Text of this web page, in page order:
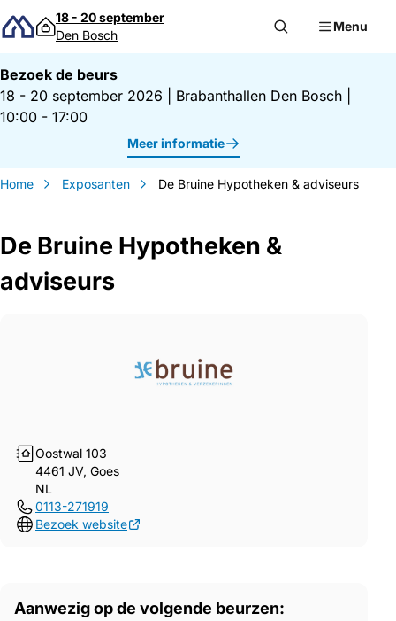
Direct naar inhoud
18 - 20 september
Den Bosch
Menu
Bezoek de beurs
18 - 20 september 2026
Brabanthallen Den Bosch
10:00 - 17:00
Meer informatie
Home Exposanten De Bruine Hypotheken & adviseurs
De Bruine Hypotheken &
adviseurs
Oostwal 103
4461 JV, Goes
NL
0113-271919
Bezoek website
Aanwezig op de volgende beurzen: